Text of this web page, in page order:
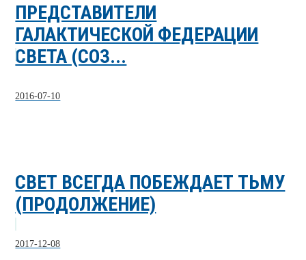
ПРЕДСТАВИТЕЛИ
ГАЛАКТИЧЕСКОЙ ФЕДЕРАЦИИ
СВЕТА (СОЗ...
2016-07-10
СВЕТ ВСЕГДА ПОБЕЖДАЕТ ТЬМУ
(ПРОДОЛЖЕНИЕ)
2017-12-08